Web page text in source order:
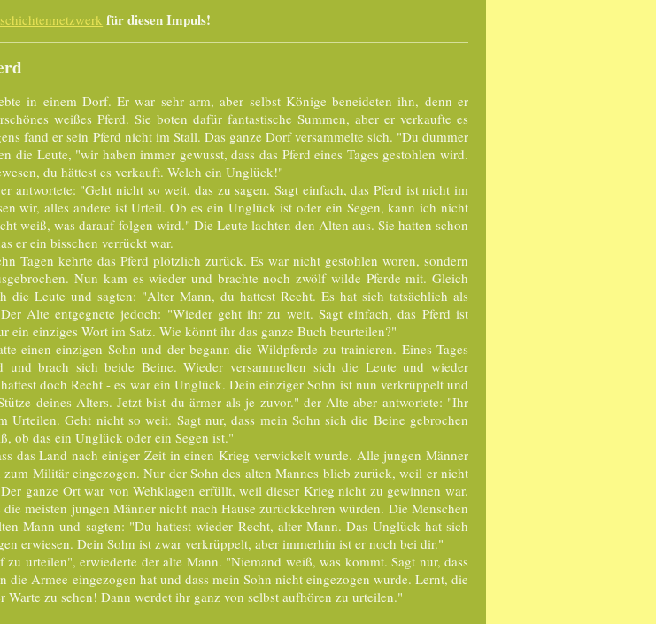
für diesen Impuls!
in einem Dorf. Er war sehr arm, aber selbst Könige beneideten ihn, denn er
weißes Pferd. Sie boten dafür fantastische Summen, aber er verkaufte es
fand er sein Pferd nicht im Stall. Das ganze Dorf versammelte sich. "Du dummer
die Leute, "wir haben immer gewusst, dass das Pferd eines Tages gestohlen wird.
du hättest es verkauft. Welch ein Unglück!"
antwortete: "Geht nicht so weit, das zu sagen. Sagt einfach, das Pferd ist nicht im
wir, alles andere ist Urteil. Ob es ein Unglück ist oder ein Segen, kann ich nicht
weiß, was darauf folgen wird." Die Leute lachten den Alten aus. Sie hatten schon
er ein bisschen verrückt war.
Tagen kehrte das Pferd plötzlich zurück. Es war nicht gestohlen woren, sondern
Nun kam es wieder und brachte noch zwölf wilde Pferde mit. Gleich
die Leute und sagten: "Alter Mann, du hattest Recht. Es hat sich tatsächlich als
Alte entgegnete jedoch: "Wieder geht ihr zu weit. Sagt einfach, das Pferd ist
ein einziges Wort im Satz. Wie könnt ihr das ganze Buch beurteilen?"
einen einzigen Sohn und der begann die Wildpferde zu trainieren. Eines Tages
und brach sich beide Beine. Wieder versammelten sich die Leute und wieder
doch Recht - es war ein Unglück. Dein einziger Sohn ist nun verkrüppelt und
deines Alters. Jetzt bist du ärmer als je zuvor." der Alte aber antwortete: "Ihr
Urteilen. Geht nicht so weit. Sagt nur, dass mein Sohn sich die Beine gebrochen
ob das ein Unglück oder ein Segen ist."
das Land nach einiger Zeit in einen Krieg verwickelt wurde. Alle jungen Männer
zum Militär eingezogen. Nur der Sohn des alten Mannes blieb zurück, weil er nicht
ganze Ort war von Wehklagen erfüllt, weil dieser Krieg nicht zu gewinnen war.
die meisten jungen Männer nicht nach Hause zurückkehren würden. Die Menschen
Mann und sagten: "Du hattest wieder Recht, alter Mann. Das Unglück hat sich
erwiesen. Dein Sohn ist zwar verkrüppelt, aber immerhin ist er noch bei dir."
urteilen", erwiederte der alte Mann. "Niemand weiß, was kommt. Sagt nur, dass
die Armee eingezogen hat und dass mein Sohn nicht eingezogen wurde. Lernt, die
Warte zu sehen! Dann werdet ihr ganz von selbst aufhören zu urteilen."